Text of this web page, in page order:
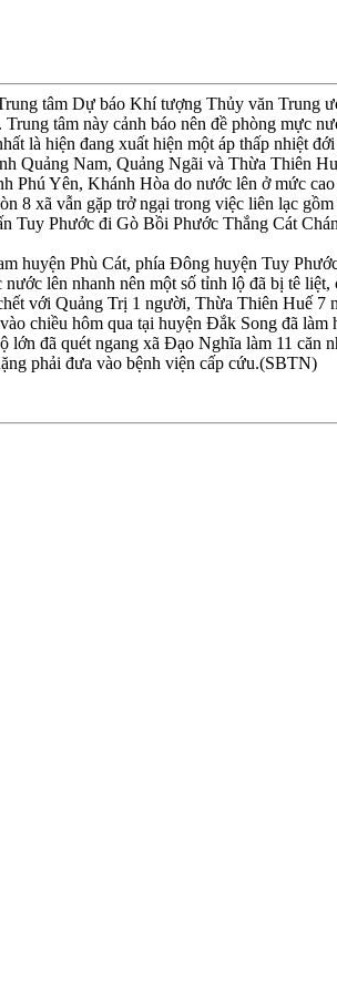
tâm Dự báo Khí tượng Thủy văn Trung
Trung tâm này cảnh báo nên đề phòng mực
là hiện đang xuất hiện một áp thấp nhiệt
Quảng Nam, Quảng Ngãi và Thừa Thiên
Phú Yên, Khánh Hòa do nước lên ở mức
8 xã vẫn gặp trở ngại trong việc liên lạc
Tuy Phước đi Gò Bồi Phước Thắng Cát
huyện Phù Cát, phía Ðông huyện Tuy
lên nhanh nên một số tỉnh lộ đã bị tê
với Quảng Trị 1 người, Thừa Thiên Huế
chiều hôm qua tại huyện Ðắk Song đã
đã quét ngang xã Ðạo Nghĩa làm 11
phải đưa vào bệnh viện cấp cứu.(SBTN)